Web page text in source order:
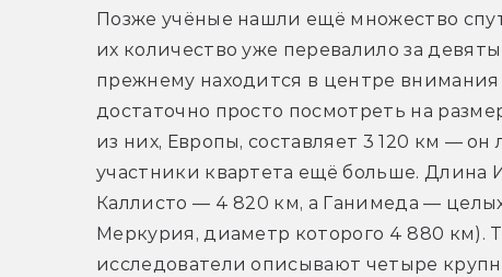
Позже учёные нашли ещё множество
их количество уже перевалило за
прежнему находится в центре
достаточно просто посмотреть на
из них, Европы, составляет 3 120 км —
участники квартета ещё больше. Длина
Каллисто — 4 820 км, а Ганимеда —
Меркурия, диаметр которого 4 880 км).
исследователи описывают четыре